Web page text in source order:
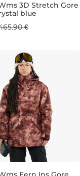
-30 %
3D Stretch Gore
blue
€